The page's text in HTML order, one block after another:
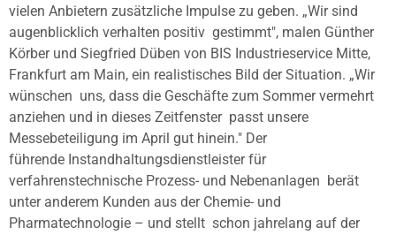
vielen Anbietern zusätzliche Impulse zu geben. „Wir sind
augenblicklich verhalten positiv gestimmt", malen Günther
Körber und Siegfried Düben von BIS Industrieservice Mitte,
Frankfurt am Main, ein realistisches Bild der Situation. „Wir
wünschen uns, dass die Geschäfte zum Sommer vermehrt
anziehen und in dieses Zeitfenster passt unsere
Messebeteiligung im April gut hinein." Der
führende Instandhaltungsdienstleister für
verfahrenstechnische Prozess- und Nebenanlagen berät
unter anderem Kunden aus der Chemie- und
Pharmatechnologie – und stellt schon jahrelang auf der